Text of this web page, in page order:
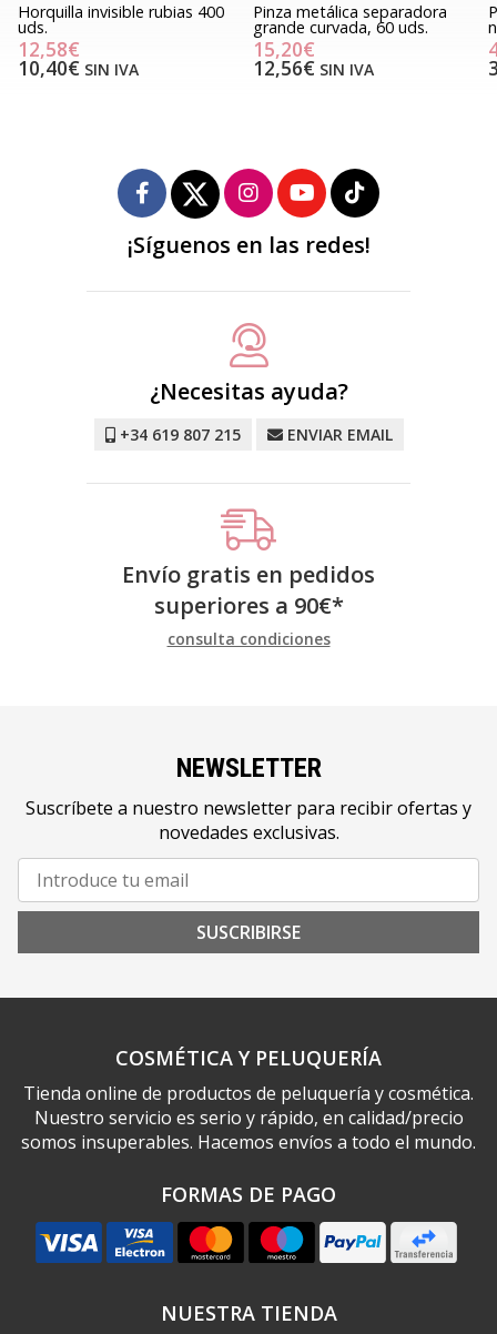
Horquilla invisible rubias 400
uds.
12,58€
10,40€ SIN IVA
Pinza metálica separadora
grande curvada, 60 uds.
15,20€
12,56€ SIN IVA
¡Síguenos en las redes!
¿Necesitas ayuda?
+34 619 807 215 ENVIAR EMAIL
Envío gratis en pedidos
superiores a 90€*
consulta condiciones
NEWSLETTER
Suscríbete a nuestro newsletter para recibir ofertas y
novedades exclusivas.
SUSCRIBIRSE
COSMÉTICA Y PELUQUERÍA
Tienda online de productos de peluquería y cosmética.
Nuestro servicio es serio y rápido, en calidad/precio
somos insuperables. Hacemos envíos a todo el mundo.
FORMAS DE PAGO
NUESTRA TIENDA